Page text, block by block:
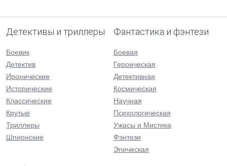
Детективы и триллеры
Боевик
Детектив
Иронические
Исторические
Классические
Крутые
Триллеры
Шпионские
Фантастика и фэнтези
Боевая
Героическая
Детективная
Космическая
Научная
Психологическая
Ужасы и Мистика
Фэнтези
Эпическая